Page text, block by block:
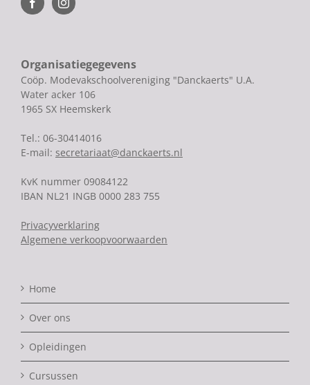
Organisatiegegevens
Coöp. Modevakschoolvereniging "Danckaerts" U.A.
Water acker 106
1965 SX Heemskerk
Tel.: 06-30414016
E-mail: secretariaat@danckaerts.nl
KvK nummer 09084122
IBAN NL21 INGB 0000 283 755
Privacyverklaring
Algemene verkoopvoorwaarden
Home
Over ons
Opleidingen
Cursussen